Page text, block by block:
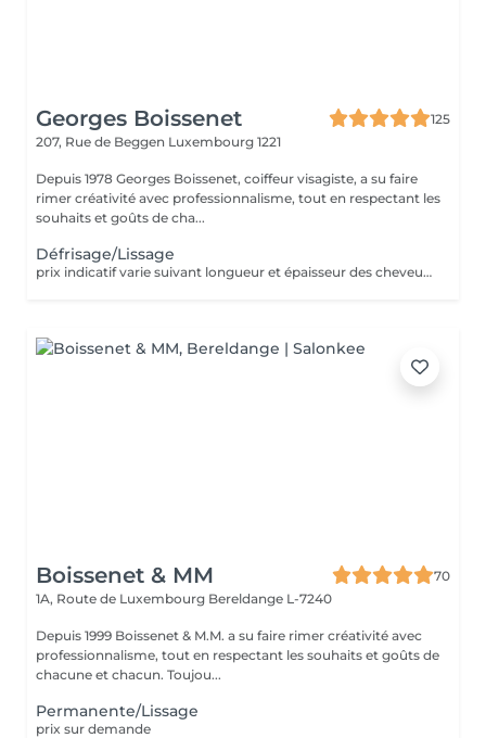
Georges Boissenet
125
207, Rue de Beggen Luxembourg 1221
Depuis 1978 Georges Boissenet, coiffeur visagiste, a su faire
rimer créativité avec professionnalisme, tout en respectant les
souhaits et goûts de cha...
Défrisage/Lissage
prix indicatif varie suivant longueur et épaisseur des cheveux. Appellez le 420011 pour convenir d'un rdv pour devis
Boissenet & MM
70
1A, Route de Luxembourg Bereldange L-7240
Depuis 1999 Boissenet & M.M. a su faire rimer créativité avec
professionnalisme, tout en respectant les souhaits et goûts de
chacune et chacun. Toujou...
Permanente/Lissage
prix sur demande